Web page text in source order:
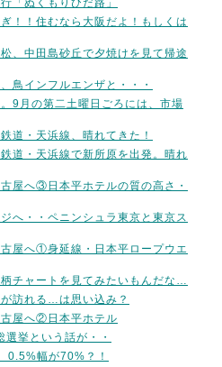
！！住むなら大阪だよ！もしくは
、中田島砂丘で夕焼けを見て帰途
鳥インフルエンザと・・・
9月の第二土曜日ごろには、市場
道・天浜線、晴れてきた！
道・天浜線で新所原を出発。晴れ
屋へ③日本平ホテルの質の高さ・
へ・・ペニンシュラ東京と東京ス
屋へ①身延線・日本平ロープウエ
チャートを見てみたいもんだな…
訪れる…は思い込み？
屋へ②日本平ホテル
挙という話が・・
0.5%幅が70%？！